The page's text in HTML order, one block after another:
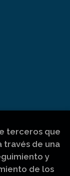
terceros que
través de una
y
de los